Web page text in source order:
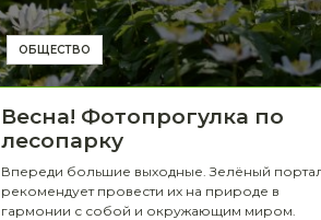
ОБЩЕСТВО
Весна! Фотопрогулка по
лесопарку
Впереди большие выходные. Зелёный
рекомендует провести их на природе в
гармонии с собой и окружающим миром.